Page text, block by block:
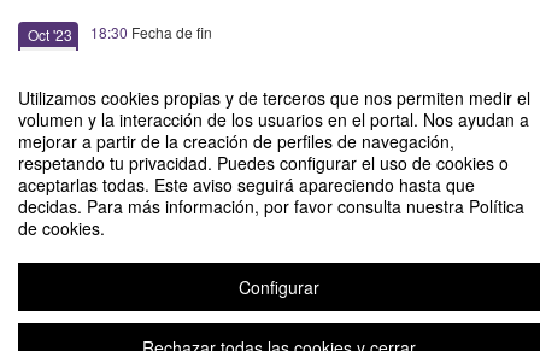
Utilizamos cookies propias y de terceros que nos permiten medir el
volumen y la interacción de los usuarios en el portal. Nos ayudan a
mejorar a partir de la creación de perfiles de navegación,
respetando tu privacidad. Puedes configurar el uso de cookies o
aceptarlas todas. Este aviso seguirá apareciendo hasta que
decidas. Para más información, por favor consulta nuestra Política
de cookies.
Configurar
Oct '23 18:30 Fecha de fin
Acreditación de nivel de idioma. Cursos, exámenes… ¿Qué necesito?
Aviso legal|Contacto
Plataforma de organización de eventos Symposium
Copyright © 2026